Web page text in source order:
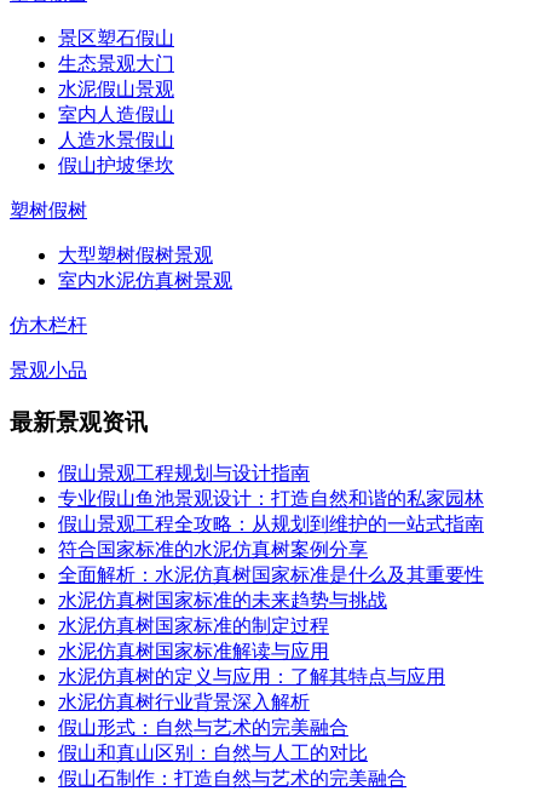
景区塑石假山
生态景观大门
水泥假山景观
室内人造假山
人造水景假山
假山护坡堡坎
塑树假树
大型塑树假树景观
室内水泥仿真树景观
仿木栏杆
景观小品
最新景观资讯
假山景观工程规划与设计指南
专业假山鱼池景观设计：打造自然和谐的私家园林
假山景观工程全攻略：从规划到维护的一站式指南
符合国家标准的水泥仿真树案例分享
全面解析：水泥仿真树国家标准是什么及其重要性
水泥仿真树国家标准的未来趋势与挑战
水泥仿真树国家标准的制定过程
水泥仿真树国家标准解读与应用
水泥仿真树的定义与应用：了解其特点与应用
水泥仿真树行业背景深入解析
假山形式：自然与艺术的完美融合
假山和真山区别：自然与人工的对比
假山石制作：打造自然与艺术的完美融合